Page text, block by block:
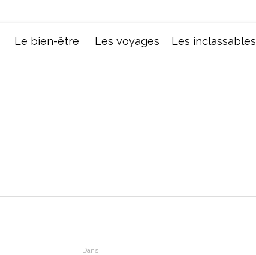
Le bien-être Les voyages Les inclassables
Dans